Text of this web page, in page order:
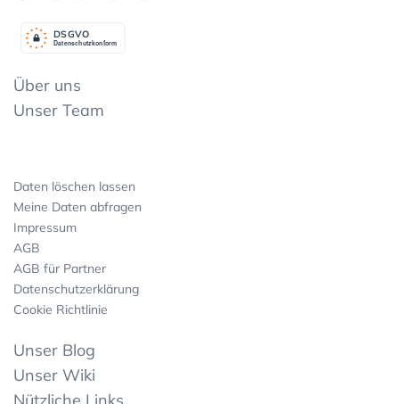
Datenschutzkonform
DSGVO
Über uns
Unser Team
Daten löschen lassen
Meine Daten abfragen
Impressum
AGB
AGB für Partner
Datenschutzerklärung
Cookie Richtlinie
Unser Blog
Unser Wiki